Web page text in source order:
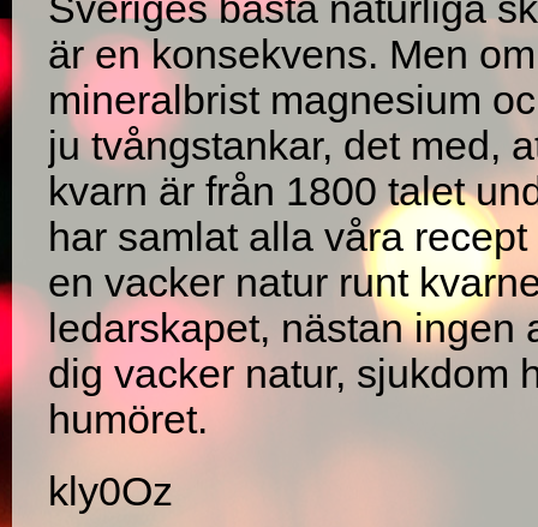
Sveriges bästa naturliga
är en konsekvens. Men
mineralbrist magnesium
ju tvångstankar, det med,
kvarn är från 1800 talet
har samlat alla våra
en vacker natur runt
ledarskapet, nästan
dig vacker natur, sjukdom
humöret.
kly0Oz